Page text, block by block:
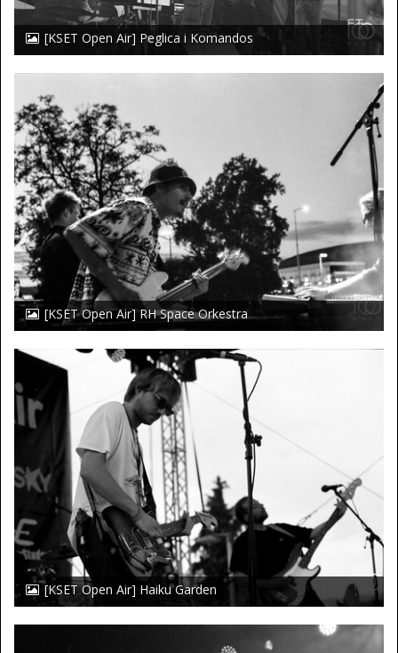
[KSET Open Air] Peglica i Komandos
[KSET Open Air] RH Space Orkestra
[KSET Open Air] Haiku Garden